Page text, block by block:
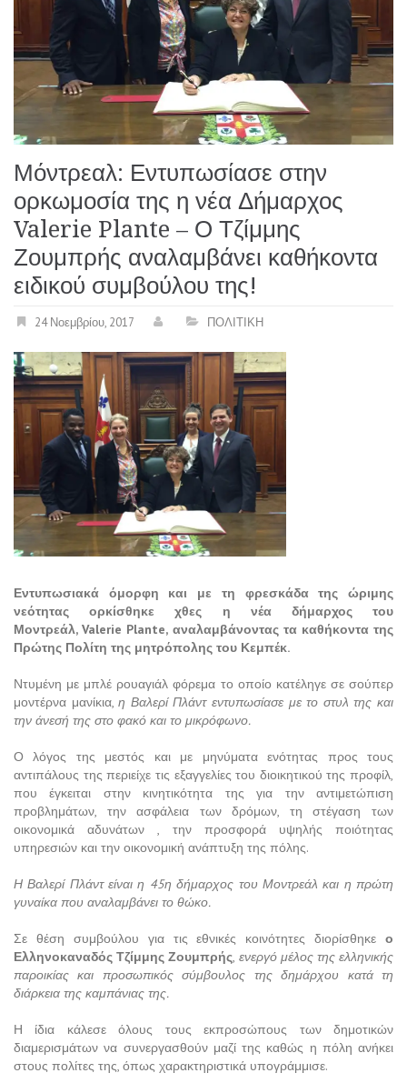
Μόντρεαλ: Εντυπωσίασε στην
ορκωμοσία της η νέα Δήμαρχος
Valerie Plante – Ο Τζίμμης
Ζουμπρής αναλαμβάνει καθήκοντα
ειδικού συμβούλου της!
24 Νοεμβρίου, 2017 ΠΟΛΙΤΙΚΗ
Εντυπωσιακά όμορφη και με τη φρεσκάδα της ώριμης
νεότητας ορκίσθηκε χθες η νέα δήμαρχος του
Μοντρεάλ,Valerie Plante, αναλαμβάνοντας τα καθήκοντα της
Πρώτης Πολίτη της μητρόπολης του Κεμπέκ.
Ντυμένη με μπλέ ρουαγιάλ φόρεμα το οποίο κατέληγε σε σούπερ
μοντέρνα μανίκια,η Βαλερί Πλάντ εντυπωσίασε με το στυλ της και
την άνεσή της στο φακό και το μικρόφωνο.
Ο λόγος της μεστός και με μηνύματα ενότητας προς τους
αντιπάλους της περιείχε τις εξαγγελίες του διοικητικού της προφίλ,
που έγκειται στην κινητικότητα της για την αντιμετώπιση
προβλημάτων, την ασφάλεια των δρόμων, τη στέγαση των
οικονομικά αδυνάτων , την προσφορά υψηλής ποιότητας
υπηρεσιών και την οικονομική ανάπτυξη της πόλης.
Η Βαλερί Πλάντ είναι η 45η δήμαρχος του Μοντρεάλ και η πρώτη
γυναίκα που αναλαμβάνει το θώκο.
Σε θέση συμβούλου για τις εθνικές κοινότητες διορίσθηκε ο
Ελληνοκαναδός Τζίμμης Ζουμπρής, ενεργό μέλος της ελληνικής
παροικίας και προσωπικός σύμβουλος της δημάρχου κατά τη
διάρκεια της καμπάνιας της.
Η ίδια κάλεσε όλους τους εκπροσώπους των δημοτικών
διαμερισμάτων να συνεργασθούν μαζί της καθώς η πόλη ανήκει
στους πολίτες της, όπως χαρακτηριστικά υπογράμμισε.